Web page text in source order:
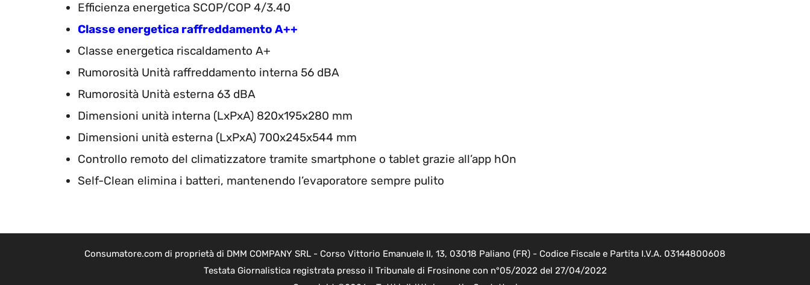
Efficienza energetica SCOP/COP 4/3.40
Classe energetica raffreddamento A++
Classe energetica riscaldamento A+
Rumorosità Unità raffreddamento interna 56 dBA
Rumorosità Unità esterna 63 dBA
Dimensioni unità interna (LxPxA) 820x195x280 mm
Dimensioni unità esterna (LxPxA) 700x245x544 mm
Controllo remoto del climatizzatore tramite smartphone o tablet grazie all’app hOn
Self-Clean elimina i batteri, mantenendo l’evaporatore sempre pulito
Consumatore.com di proprietà di DMM COMPANY SRL - Corso Vittorio Emanuele II, 13, 03018 Paliano (FR) - Codice Fiscale e Partita I.V.A. 03144800608
Testata Giornalistica registrata presso il Tribunale di Frosinone con n°05/2022 del 27/04/2022